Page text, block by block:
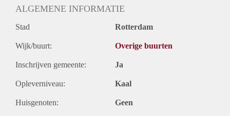
ALGEMENE INFORMATIE
Stad Rotterdam
Wijk/buurt: Overige buurten
Inschrijven gemeente: Ja
Opleverniveau: Kaal
Huisgenoten: Geen